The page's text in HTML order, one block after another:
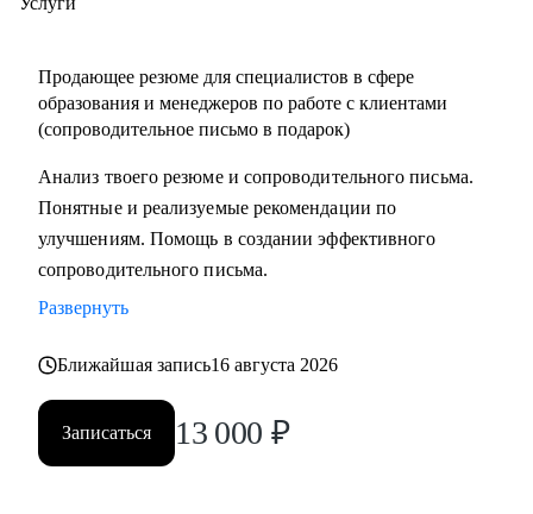
• Наняла и адаптировала 100+ сотрудников.
• Карьерное консультирование, рекомендации по
составлению резюме, подготовка к интервью и помощь в
старте/продвижении в карьере в образовании и смежных
областях.
• Менторство для Senior-менеджеров.
• Сформулировать карьерную цель и разработать план для
ее достижения.
Кому могу помочь:
Продающее резюме для специалистов в сфере
образования и менеджеров по работе с клиентами
(сопроводительное письмо в подарок)
Анализ твоего резюме и сопроводительного письма.
Понятные и реализуемые рекомендации по
улучшениям. Помощь в создании эффективного
сопроводительного письма.
Развернуть
Ближайшая запись16 августа 2026
Записаться 13 000 ₽